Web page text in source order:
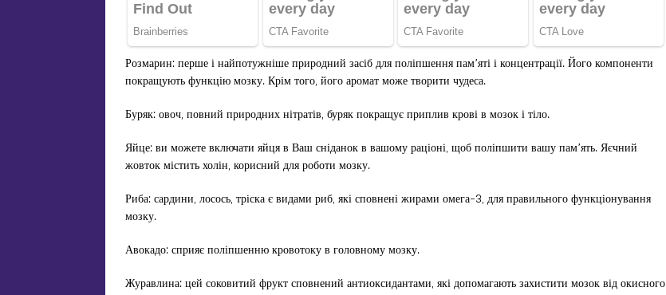
Розмарин: перше і найпотужніше природний засіб для поліпшення пам’яті і концентрації. Його компоненти
покращують функцію мозку. Крім того, його аромат може творити чудеса.
Буряк: овоч, повний природних нітратів, буряк покращує приплив крові в мозок і тіло.
Яйце: ви можете включати яйця в Ваш сніданок в вашому раціоні, щоб поліпшити вашу пам’ять. Яєчний
жовток містить холін, корисний для роботи мозку.
Риба: сардини, лосось, тріска є видами риб, які сповнені жирами омега-3, для правильного функціонування
мозку.
Авокадо: сприяє поліпшенню кровотоку в головному мозку.
Журавлина: цей соковитий фрукт сповнений антиоксидантами, які допомагають захистити мозок від окисного